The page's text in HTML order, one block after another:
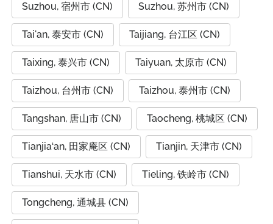
Suzhou, 宿州市 (CN) Suzhou, 苏州市 (CN)
Tai'an, 泰安市 (CN) Taijiang, 台江区 (CN)
Taixing, 泰兴市 (CN) Taiyuan, 太原市 (CN)
Taizhou, 台州市 (CN) Taizhou, 泰州市 (CN)
Tangshan, 唐山市 (CN) Taocheng, 桃城区 (CN)
Tianjia‘an, 田家庵区 (CN) Tianjin, 天津市 (CN)
Tianshui, 天水市 (CN) Tieling, 铁岭市 (CN)
Tongcheng, 通城县 (CN)